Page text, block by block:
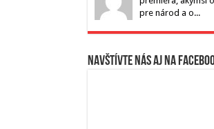
pre národ a o...
Navštívte nás aj na